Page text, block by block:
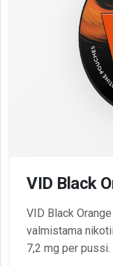
VID Black
VID Black
valmistama
7,2 mg per pussi.